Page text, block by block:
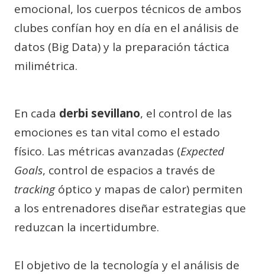
emocional, los cuerpos técnicos de ambos
clubes confían hoy en día en el análisis de
datos (Big Data) y la preparación táctica
milimétrica.
En cada derbi sevillano, el control de las
emociones es tan vital como el estado
físico. Las métricas avanzadas (Expected
Goals, control de espacios a través de
trackingóptico y mapas de calor) permiten
a los entrenadores diseñar estrategias que
reduzcan la incertidumbre.
El objetivo de la tecnología y el análisis de